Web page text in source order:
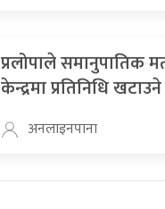
प्रलोपाले समानुपातिक
केन्द्रमा प्रतिनिधि खटाउने
अनलाइनपाना